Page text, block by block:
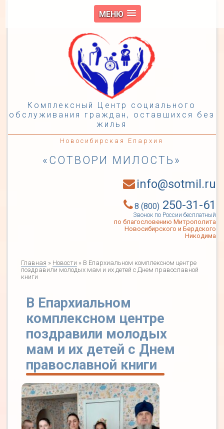
МЕНЮ
Комплексный Центр социального
обслуживания граждан, оставшихся без
жилья
Новосибирская Епархия
«СОТВОРИ МИЛОСТЬ»
info@sotmil.ru
8 (800)250-31-61
Звонок по России бесплатный
по благословению Митрополита
Новосибирского и Бердского
Никодима
Главная » Новости » В Епархиальном комплексном центре
поздравили молодых мам и их детей с Днем православной
книги
В Епархиальном
комплексном центре
поздравили молодых
мам и их детей с Днем
православной книги